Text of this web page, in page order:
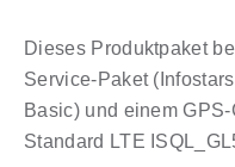
Dieses Produktpaket
Service-Paket
Basic) und einem
Standard LTE